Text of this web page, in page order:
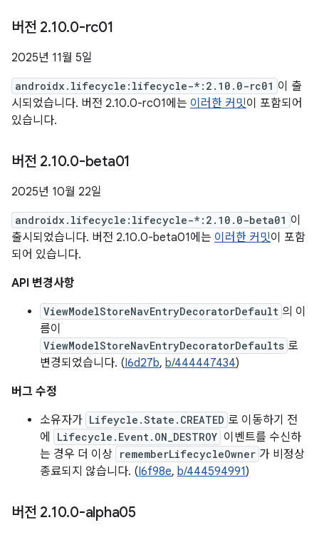
버전 2.10.0-rc01
2025년 11월 5일
androidx.lifecycle:lifecycle-*:2.10.0-rc01 이 출
시되었습니다. 버전 2.10.0-rc01에는 이러한 커밋이 포함되어
있습니다.
버전 2.10.0-beta01
2025년 10월 22일
androidx.lifecycle:lifecycle-*:2.10.0-beta01 이
출시되었습니다. 버전 2.10.0-beta01에는 이러한 커밋이 포함
되어 있습니다.
API 변경사항
ViewModelStoreNavEntryDecoratorDefault 의 이
름이
ViewModelStoreNavEntryDecoratorDefaults 로
변경되었습니다. (I6d27b, b/444447434)
버그 수정
소유자가 Lifeycle.State.CREATED 로 이동하기 전
에
Lifecycle.Event.ON_DESTROY 이벤트를 수신하
는 경우 더 이상 rememberLifecycleOwner 가 비정상
종료되지 않습니다. (I6f98e, b/444594991)
버전 2.10.0-alpha05